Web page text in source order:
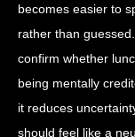
becomes easier to
rather than
confirm whether
being mentally
it reduces
should feel like a